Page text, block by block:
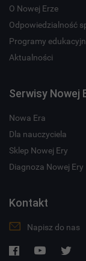
O Nowej Erze
Odpowiedzialność
Programy
Aktualności
Serwisy Nowej
Nowa Era
Dla nauczyciela
Sklep Nowej Ery
Diagnoza Nowej Ery
Kontakt
Napisz do nas